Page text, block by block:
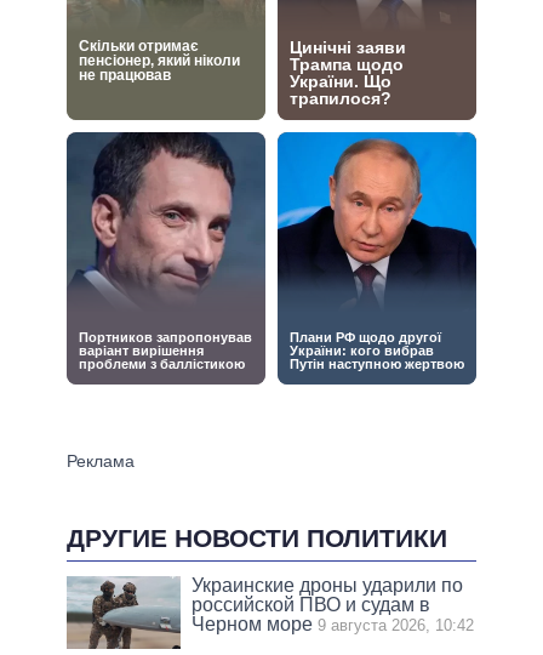
ДРУГИЕ НОВОСТИ ПОЛИТИКИ
Украинские дроны ударили по
российской ПВО и судам в
Черном море 9 августа 2026, 10:42